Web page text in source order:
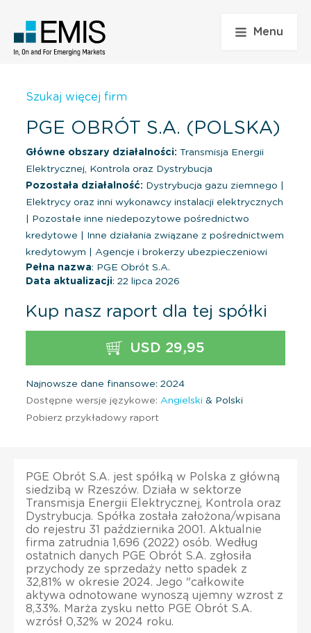
Menu
Szukaj więcej firm
PGE OBRÓT S.A. (POLSKA)
Główne obszary działalności: Transmisja Energii
Elektrycznej, Kontrola oraz Dystrybucja
Pozostała działalność: Dystrybucja gazu ziemnego
Elektrycy oraz inni wykonawcy instalacji elektrycznych
Pozostałe inne niedepozytowe pośrednictwo
kredytowe
Inne działania związane z pośrednictwem
kredytowym
Agencje i brokerzy ubezpieczeniowi
Pełna nazwa: PGE Obrót S.A.
Data aktualizacji: 22 lipca 2026
Kup nasz raport dla tej spółki
USD 29,95
Najnowsze dane finansowe: 2024
Dostępne wersje językowe: Angielski & Polski
Pobierz przykładowy raport
PGE Obrót S.A. jest spółką w Polska z główną
siedzibą w Rzeszów. Działa w sektorze
Transmisja Energii Elektrycznej, Kontrola oraz
Dystrybucja. Spółka została założona/wpisana
do rejestru 31 października 2001. Aktualnie
firma zatrudnia 1,696 (2022) osób. Według
ostatnich danych PGE Obrót S.A. zgłosiła
przychody ze sprzedaży netto spadek z
32,81% w okresie 2024. Jego "całkowite
aktywa odnotowane wynoszą ujemny wzrost z
8,33%. Marża zysku netto PGE Obrót S.A.
wzrósł 0,32% w 2024 roku.